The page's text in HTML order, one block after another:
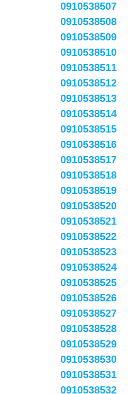
0910538507
0910538508
0910538509
0910538510
0910538511
0910538512
0910538513
0910538514
0910538515
0910538516
0910538517
0910538518
0910538519
0910538520
0910538521
0910538522
0910538523
0910538524
0910538525
0910538526
0910538527
0910538528
0910538529
0910538530
0910538531
0910538532